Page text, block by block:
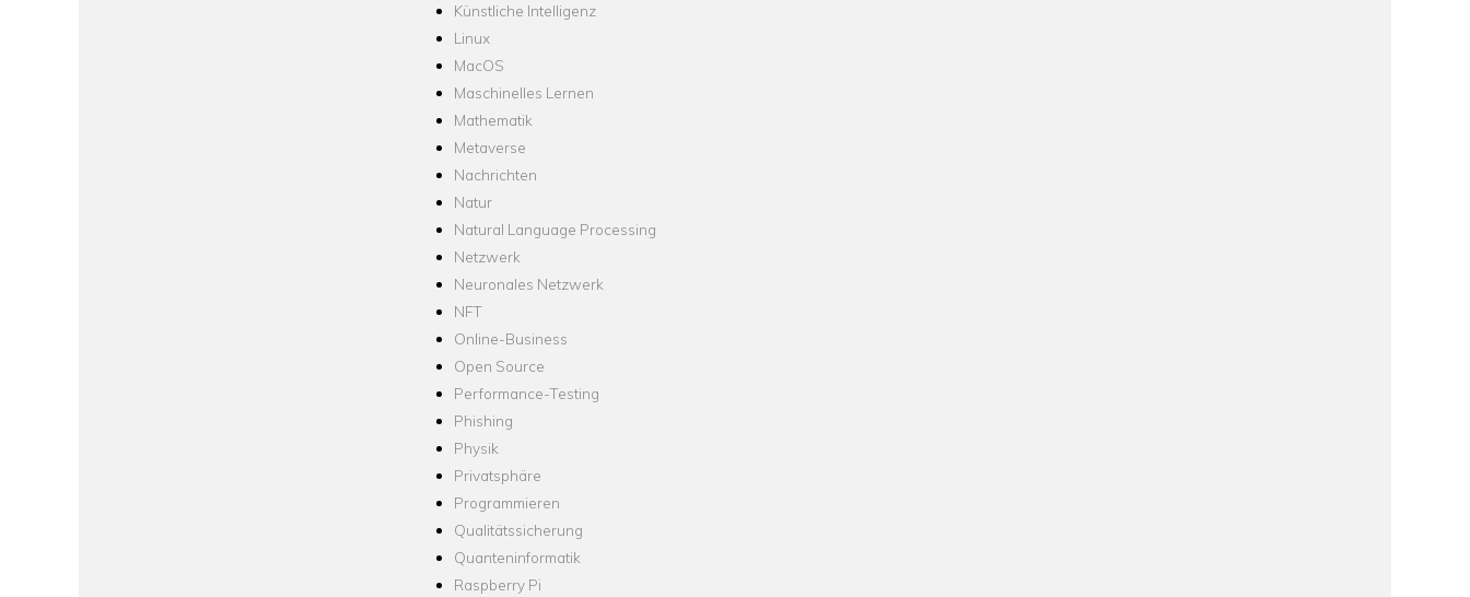
Künstliche Intelligenz
Linux
MacOS
Maschinelles Lernen
Mathematik
Metaverse
Nachrichten
Natur
Natural Language Processing
Netzwerk
Neuronales Netzwerk
NFT
Online-Business
Open Source
Performance-Testing
Phishing
Physik
Privatsphäre
Programmieren
Qualitätssicherung
Quanteninformatik
Raspberry Pi